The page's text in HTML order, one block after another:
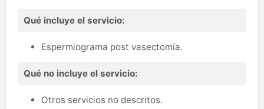
Qué incluye el servicio:
Espermiograma post vasectomía.
Qué no incluye el servicio:
Otros servicios no descritos.